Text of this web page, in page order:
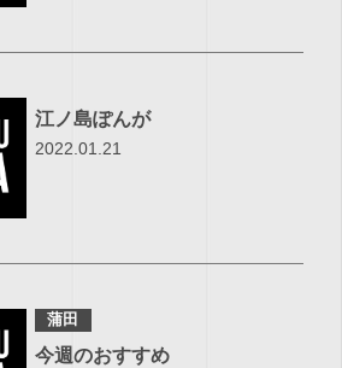
2022.01.21
江ノ島ぽんが
蒲田
今週のおすすめ